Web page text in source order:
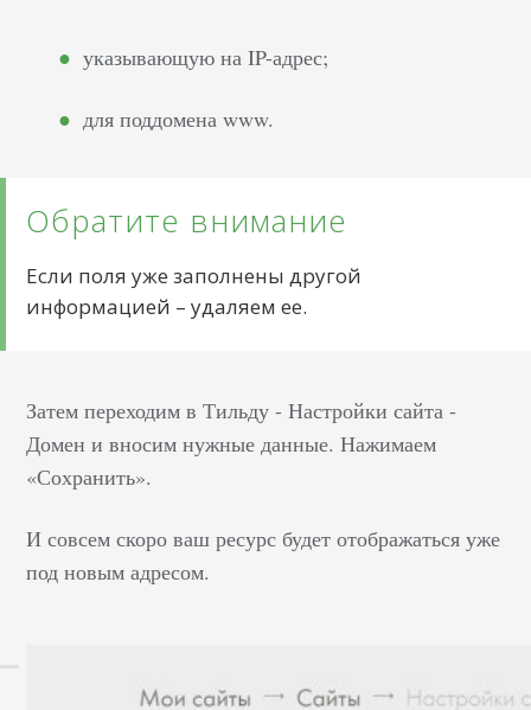
указывающую на IP-адрес;
для поддомена www.
Обратите внимание
Если поля уже заполнены другой
информацией – удаляем ее.
Затем переходим в Тильду - Настройки сайта -
Домен и вносим нужные данные. Нажимаем
«Сохранить».
И совсем скоро ваш ресурс будет отображаться уже
под новым адресом.